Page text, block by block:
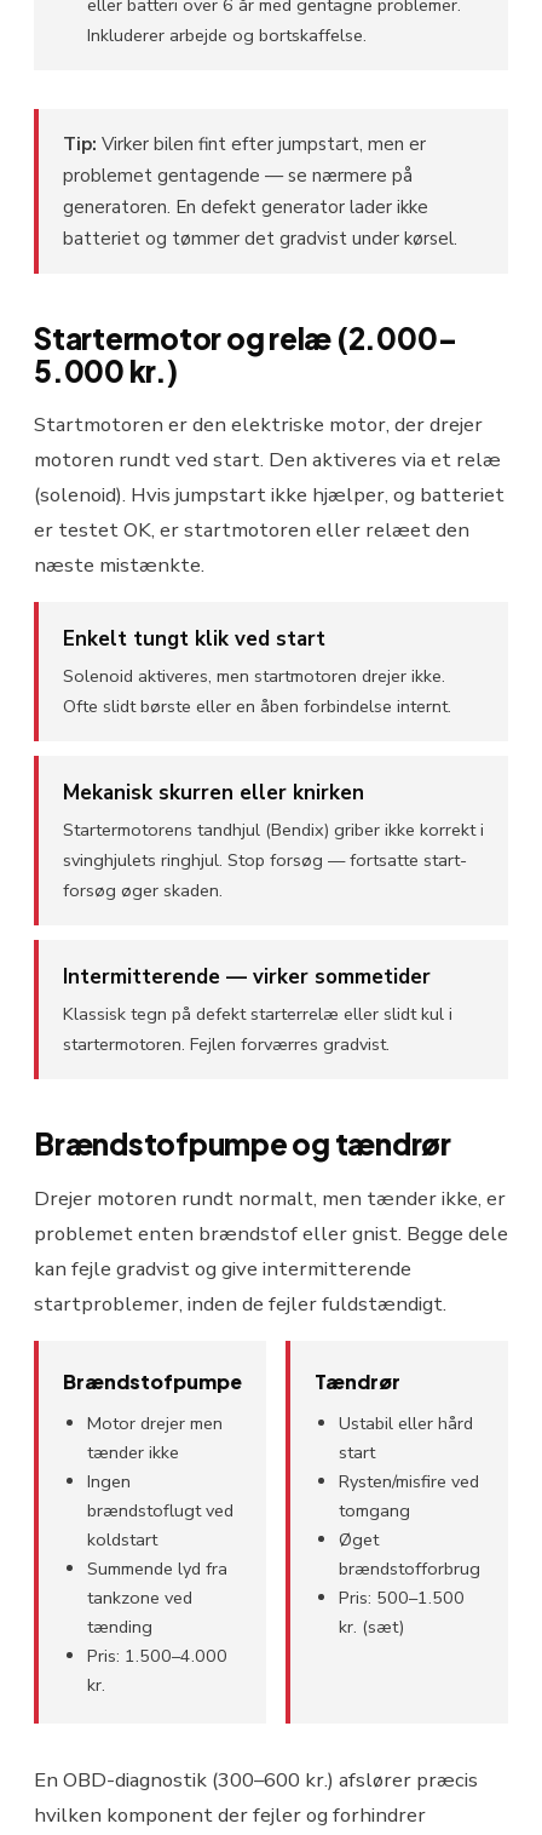
Inkluderer arbejde og bortskaffelse.
Tip: Virker bilen fint efter jumpstart, men er
problemet gentagende — se nærmere på
generatoren. En defekt generator lader ikke
batteriet og tømmer det gradvist under kørsel.
Startermotor og relæ (2.000–
5.000 kr.)
Startmotoren er den elektriske motor, der drejer
motoren rundt ved start. Den aktiveres via et relæ
(solenoid). Hvis jumpstart ikke hjælper, og batteriet
er testet OK, er startmotoren eller relæet den
næste mistænkte.
Enkelt tungt klik ved start
Solenoid aktiveres, men startmotoren drejer ikke.
Ofte slidt børste eller en åben forbindelse internt.
Mekanisk skurren eller knirken
Startermotorens tandhjul (Bendix) griber ikke korrekt i
svinghjulets ringhjul. Stop forsøg — fortsatte start-
forsøg øger skaden.
Intermitterende — virker sommetider
Klassisk tegn på defekt starterrelæ eller slidt kul i
startermotoren. Fejlen forværres gradvist.
Brændstofpumpe og tændrør
Drejer motoren rundt normalt, men tænder ikke, er
problemet enten brændstof eller gnist. Begge dele
kan fejle gradvist og give intermitterende
startproblemer, inden de fejler fuldstændigt.
Brændstofpumpe
Motor drejer men
tænder ikke
Ingen
brændstoflugt ved
koldstart
Summende lyd fra
tankzone ved
tænding
Pris: 1.500–4.000
kr.
Tændrør
Ustabil eller hård
start
Rysten/misfire ved
tomgang
Øget
brændstofforbrug
Pris: 500–1.500
kr. (sæt)
En OBD-diagnostik (300–600 kr.) afslører præcis
hvilken komponent der fejler og forhindrer